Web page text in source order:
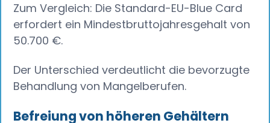
Zum Vergleich: Die Standard-EU-Blue Card
erfordert ein Mindestbruttojahresgehalt von
50.700 €.
Der Unterschied verdeutlicht die bevorzugte
Behandlung von Mangelberufen.
Befreiung von höheren Gehältern